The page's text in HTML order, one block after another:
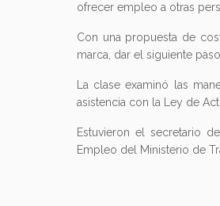
ofrecer empleo a otras
Con una propuesta de
marca, dar el siguiente
La clase examinó las
asistencia con la Ley de
Estuvieron el secretario
Empleo del Ministerio de